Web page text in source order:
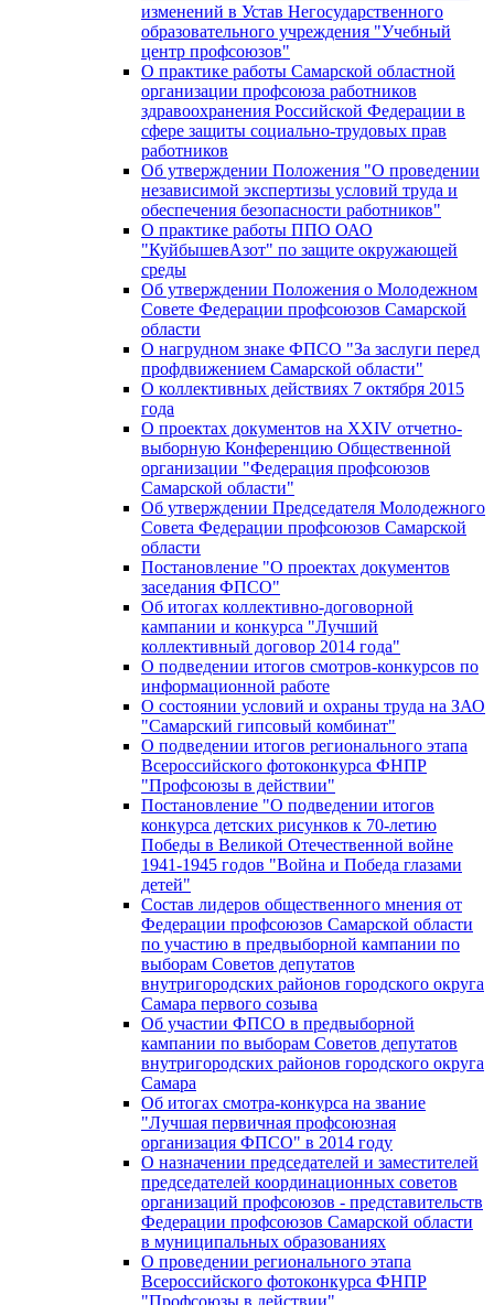
изменений в Устав Негосударственного
образовательного учреждения "Учебный
центр профсоюзов"
О практике работы Самарской областной
организации профсоюза работников
здравоохранения Российской Федерации в
сфере защиты социально-трудовых прав
работников
Об утверждении Положения "О проведении
независимой экспертизы условий труда и
обеспечения безопасности работников"
О практике работы ППО ОАО
"КуйбышевАзот" по защите окружающей
среды
Об утверждении Положения о Молодежном
Совете Федерации профсоюзов Самарской
области
О нагрудном знаке ФПСО "За заслуги перед
профдвижением Самарской области"
О коллективных действиях 7 октября 2015
года
О проектах документов на XXIV отчетно-
выборную Конференцию Общественной
организации "Федерация профсоюзов
Самарской области"
Об утверждении Председателя Молодежного
Совета Федерации профсоюзов Самарской
области
Постановление "О проектах документов
заседания ФПСО"
Об итогах коллективно-договорной
кампании и конкурса "Лучший
коллективный договор 2014 года"
О подведении итогов смотров-конкурсов по
информационной работе
О состоянии условий и охраны труда на ЗАО
"Самарский гипсовый комбинат"
О подведении итогов регионального этапа
Всероссийского фотоконкурса ФНПР
"Профсоюзы в действии"
Постановление "О подведении итогов
конкурса детских рисунков к 70-летию
Победы в Великой Отечественной войне
1941-1945 годов "Война и Победа глазами
детей"
Состав лидеров общественного мнения от
Федерации профсоюзов Самарской области
по участию в предвыборной кампании по
выборам Советов депутатов
внутригородских районов городского округа
Самара первого созыва
Об участии ФПСО в предвыборной
кампании по выборам Советов депутатов
внутригородских районов городского округа
Самара
Об итогах смотра-конкурса на звание
"Лучшая первичная профсоюзная
организация ФПСО" в 2014 году
О назначении председателей и заместителей
председателей координационных советов
организаций профсоюзов - представительств
Федерации профсоюзов Самарской области
в муниципальных образованиях
О проведении регионального этапа
Всероссийского фотоконкурса ФНПР
"Профсоюзы в действии"